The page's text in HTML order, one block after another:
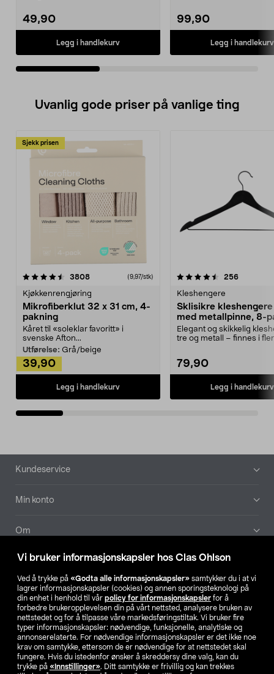
Vi bruker informasjonskapsler hos Clas Ohlson
Ved å trykke på «Godta alle informasjonskapsler» samtykker du i at vi
lagrer informasjonskapsler (cookies) og annen sporingsteknologi på
din enhet i henhold til vår policy for informasjonskapsler for å
forbedre brukeropplevelsen din på vårt nettsted, analysere bruken av
nettstedet og for å tilpasse våre markedsføringstiltak. Vi bruker fire
typer informasjonskapsler: nødvendige, funksjonelle, analytiske og
annonserelaterte. For nødvendige informasjonskapsler er det ikke noe
krav om samtykke, ettersom de er nødvendige for at nettstedet skal
fungere. Hvis du istedenfor ønsker å skreddersy dine valg, kan du
trykke på «Innstillinger». Ditt samtykke er frivillig og kan trekkes
49,90
Legg i handlekurv
99,90
Legg i handlekurv
Uvanlig gode priser på vanlige ting
Sjekk prisen
3808anmeldelser(9,97/stk)
Kjøkkenrengjøring
Mikrofiberklut 32 x 31 cm, 4-
pakning
Kåret til «soleklar favoritt» i
svenske Afton...
Utførelse: Grå/beige
39,90
Legg i handlekurv
4.5av 5 stjerner 256
Kleshengere
Sklisikre
med metallpinne, 8-
Elegant og skikkelig
tre og metall – finnes i
79,90
Legg i handlekurv
4.5av 5 stjerner
Bunntekst
Kundeservice
Min konto
Om
Aktuelt
Våre selskaper
Finn din butikk
SE NO FI